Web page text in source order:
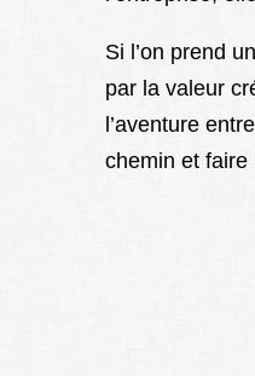
Si l’on prend
par la valeur
l’aventure
chemin et faire